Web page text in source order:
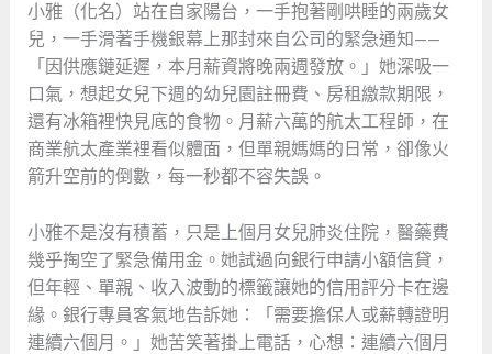
小雅（化名）站在自家陽台，一手抱著剛哄睡的兩歲女
兒，一手滑著手機銀幕上那封來自公司的緊急通知——
「因供應鏈延遲，本月薪資將晚兩週發放。」她深吸一
口氣，想起女兒下週的幼兒園註冊費、房租繳款期限，
還有冰箱裡快見底的食物。月薪六萬的航太工程師，在
商業航太產業裡看似體面，但單親媽媽的日常，卻像火
箭升空前的倒數，每一秒都不容失誤。
小雅不是沒有積蓄，只是上個月女兒肺炎住院，醫藥費
幾乎掏空了緊急備用金。她試過向銀行申請小額信貸，
但年輕、單親、收入波動的標籤讓她的信用評分卡在邊
緣。銀行專員客氣地告訴她：「需要擔保人或薪轉證明
連續六個月。」她苦笑著掛上電話，心想：連續六個月